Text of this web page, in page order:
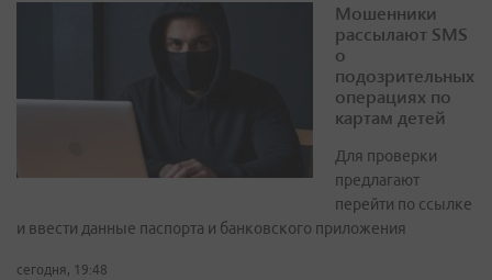
Мошенники
рассылают SMS
о
подозрительных
операциях по
картам детей
Для проверки
предлагают
перейти по ссылке
и ввести данные паспорта и банковского приложения
сегодня, 19:48